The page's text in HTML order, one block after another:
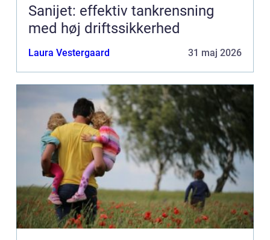
Sanijet: effektiv tankrensning
med høj driftssikkerhed
Laura Vestergaard 31 maj 2026